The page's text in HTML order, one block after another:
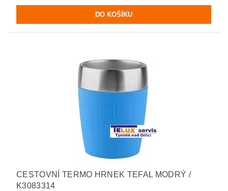
CESTOVNÍ TERMO HRNEK TEFAL MODRÝ /
K3083314